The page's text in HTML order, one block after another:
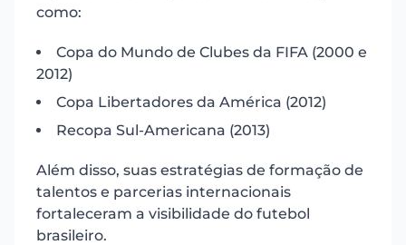
como:
Copa do Mundo de Clubes da FIFA (2000 e
2012)
Copa Libertadores da América (2012)
Recopa Sul-Americana (2013)
Além disso, suas estratégias de formação de
talentos e parcerias internacionais
fortaleceram a visibilidade do futebol
brasileiro.